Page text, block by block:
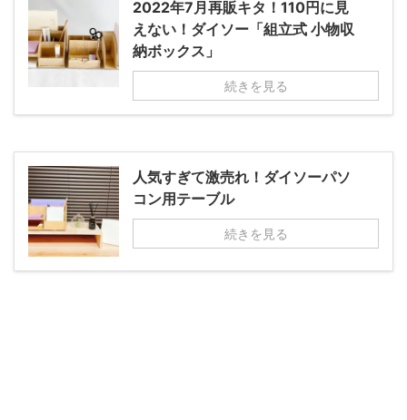
2022年7月再販キタ！110円に見
えない！ダイソー「組立式 小物収
納ボックス」
続きを見る
人気すぎて激売れ！ダイソーパソ
コン用テーブル
続きを見る